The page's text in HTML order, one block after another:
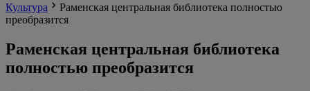
Культура
Раменская центральная библиотека полностью
преобразится
Раменская центральная библиотека
полностью преобразится